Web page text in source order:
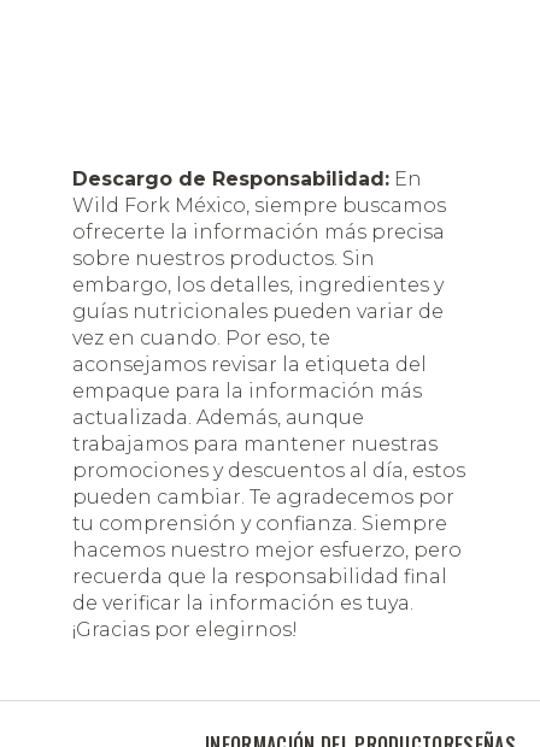
Descargo de Responsabilidad: En
Wild Fork México, siempre buscamos
ofrecerte la información más precisa
sobre nuestros productos. Sin
embargo, los detalles, ingredientes y
guías nutricionales pueden variar de
vez en cuando. Por eso, te
aconsejamos revisar la etiqueta del
empaque para la información más
actualizada. Además, aunque
trabajamos para mantener nuestras
promociones y descuentos al día, estos
pueden cambiar. Te agradecemos por
tu comprensión y confianza. Siempre
hacemos nuestro mejor esfuerzo, pero
recuerda que la responsabilidad final
de verificar la información es tuya.
¡Gracias por elegirnos!